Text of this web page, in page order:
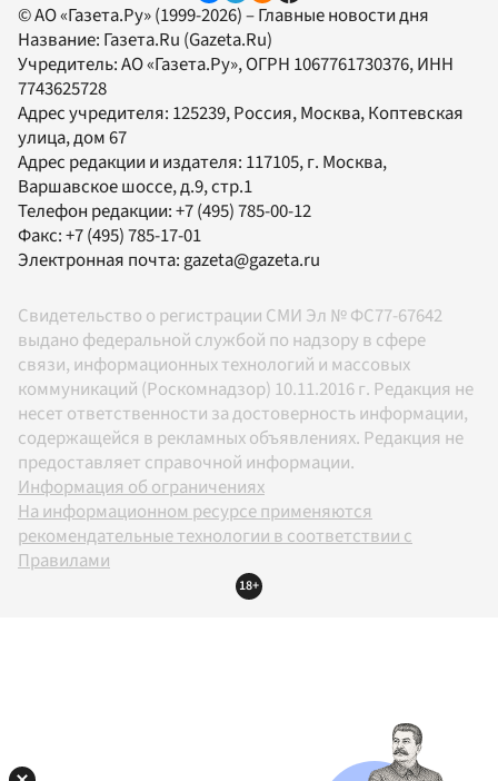
© АО «Газета.Ру» (1999-2026) – Главные новости дня
Название: Газета.Ru (Gazeta.Ru)
Учредитель:АО «Газета.Ру», ОГРН 1067761730376, ИНН
7743625728
Адрес учредителя: 125239, Россия, Москва, Коптевская
улица, дом 67
Адрес редакции и издателя: 117105, г. Москва,
Варшавское шоссе, д.9, стр.1
Телефон редакции:+7 (495) 785-00-12
Факс:+7 (495) 785-17-01
Электронная почта: gazeta@gazeta.ru
Свидетельство о регистрации СМИ Эл № ФС77-67642
выдано федеральной службой по надзору в сфере
связи, информационных технологий и массовых
коммуникаций (Роскомнадзор) 10.11.2016 г. Редакция не
несет ответственности за достоверность информации,
содержащейся в рекламных объявлениях. Редакция не
предоставляет справочной информации.
Информация об ограничениях
На информационном ресурсе применяются
рекомендательные технологии в соответствии с
Правилами
18+